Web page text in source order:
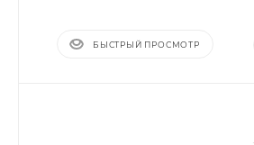
БЫСТРЫЙ ПРОСМОТР